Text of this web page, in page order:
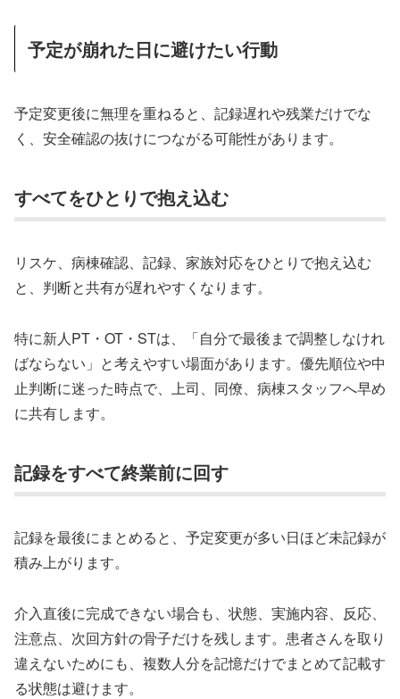
予定が崩れた日に避けたい行動
予定変更後に無理を重ねると、記録遅れや残業だけでな
く、安全確認の抜けにつながる可能性があります。
すべてをひとりで抱え込む
リスケ、病棟確認、記録、家族対応をひとりで抱え込む
と、判断と共有が遅れやすくなります。
特に新人PT・OT・STは、「自分で最後まで調整しなけれ
ばならない」と考えやすい場面があります。優先順位や中
止判断に迷った時点で、上司、同僚、病棟スタッフへ早め
に共有します。
記録をすべて終業前に回す
記録を最後にまとめると、予定変更が多い日ほど未記録が
積み上がります。
介入直後に完成できない場合も、状態、実施内容、反応、
注意点、次回方針の骨子だけを残します。患者さんを取り
違えないためにも、複数人分を記憶だけでまとめて記載す
る状態は避けます。